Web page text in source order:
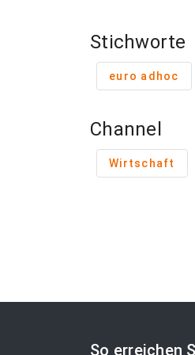
Stichworte
euro adhoc
Channel
Wirtschaft
So erreichen